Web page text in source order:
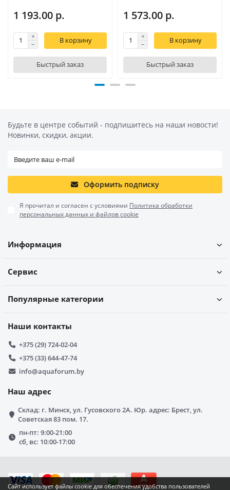
1 193.00 р.
В корзину
Быстрый заказ
1 573.00 р.
В корзину
Быстрый заказ
Сайт использует файлы cookie для обеспечения удобства пользователей
Будьте в центре событий - подпишитесь на наши новости!
Новинки, скидки, акции.
Оформить подписку
Я прочитал и согласен с условиями Политика обработки
персональных данных и файлов cookie
Информация
Сервис
Популярные категории
Наши контакты
+375 (29) 724-02-04
+375 (33) 644-47-74
info@aquaforum.by
Наш адрес
Склад: г. Минск, ул. Гусовского 2А. Юр. адрес: Брест, ул.
Советская 83 пом. 17.
пн-пт: 9:00-21:00
сб, вс: 10:00-17:00